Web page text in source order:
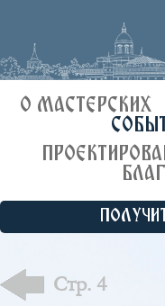
О МАСТЕРСКИХ
Стр. 4